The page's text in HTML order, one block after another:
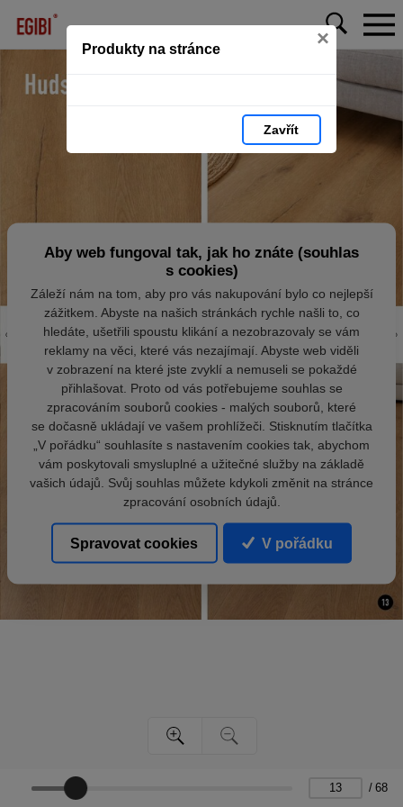
Produkty na stránce ×
Zavřít
/ 68
Aby web fungoval tak, jak ho znáte (souhlas
s cookies)
Záleží nám na tom, aby pro vás nakupování bylo co nejlepší
zážitkem. Abyste na našich stránkách rychle našli to, co
hledáte, ušetřili spoustu klikání a nezobrazovaly se vám
reklamy na věci, které vás nezajímají. Abyste web viděli
v zobrazení na které jste zvyklí a nemuseli se pokaždé
přihlašovat. Proto od vás potřebujeme souhlas se
zpracováním souborů cookies - malých souborů, které
se dočasně ukládají ve vašem prohlížeči. Stisknutím tlačítka
„V pořádku“ souhlasíte s nastavením cookies tak, abychom
vám poskytovali smysluplné a užitečné služby na základě
vašich údajů. Svůj souhlas můžete kdykoli změnit na stránce
zpracování osobních údajů.
Spravovat cookies V pořádku